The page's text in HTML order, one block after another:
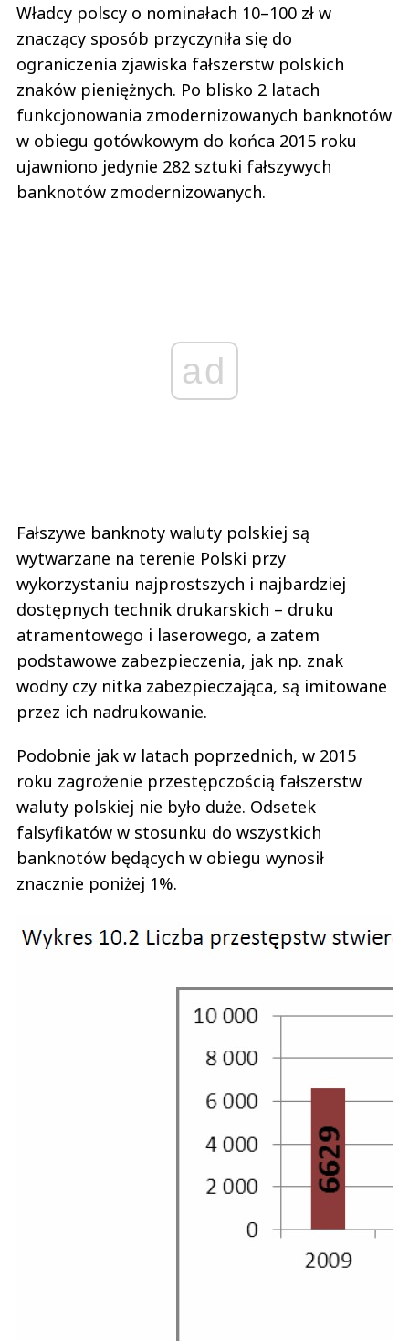
Władcy polscy o nominałach 10–100 zł w
znaczący sposób przyczyniła się do
ograniczenia zjawiska fałszerstw polskich
znaków pieniężnych. Po blisko 2 latach
funkcjonowania zmodernizowanych banknotów
w obiegu gotówkowym do końca 2015 roku
ujawniono jedynie 282 sztuki fałszywych
banknotów zmodernizowanych.
ad
Fałszywe banknoty waluty polskiej są
wytwarzane na terenie Polski przy
wykorzystaniu najprostszych i najbardziej
dostępnych technik drukarskich – druku
atramentowego i laserowego, a zatem
podstawowe zabezpieczenia, jak np. znak
wodny czy nitka zabezpieczająca, są imitowane
przez ich nadrukowanie.
Podobnie jak w latach poprzednich, w 2015
roku zagrożenie przestępczością fałszerstw
waluty polskiej nie było duże. Odsetek
falsyfikatów w stosunku do wszystkich
banknotów będących w obiegu wynosił
znacznie poniżej 1%.